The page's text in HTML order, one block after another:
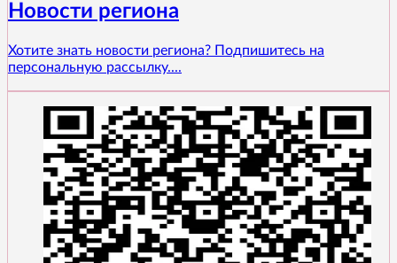
Новости региона
Хотите знать новости региона? Подпишитесь на
персональную рассылку....